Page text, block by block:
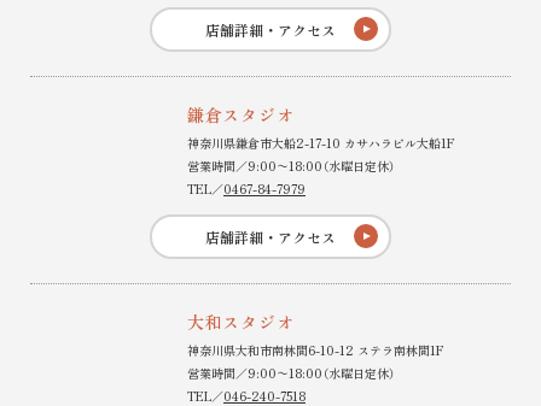
店舗詳細・アクセス
鎌倉スタジオ
神奈川県鎌倉市大船2-17-10 カサハラビル大船1F
営業時間／9:00〜18:00（水曜日定休）
TEL／0467-84-7979
店舗詳細・アクセス
大和スタジオ
神奈川県大和市南林間6-10-12 ステラ南林間1F
営業時間／9:00〜18:00（水曜日定休）
TEL／046-240-7518